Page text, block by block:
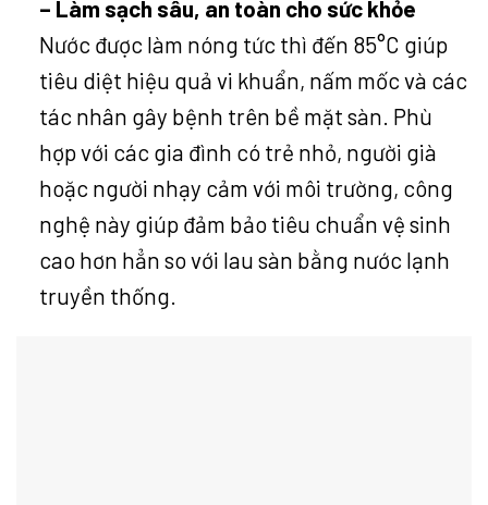
– Làm sạch sâu, an toàn cho sức khỏe
Nước được làm nóng tức thì đến 85°C giúp
tiêu diệt hiệu quả vi khuẩn, nấm mốc và các
tác nhân gây bệnh trên bề mặt sàn. Phù
hợp với các gia đình có trẻ nhỏ, người già
hoặc người nhạy cảm với môi trường, công
nghệ này giúp đảm bảo tiêu chuẩn vệ sinh
cao hơn hẳn so với lau sàn bằng nước lạnh
truyền thống.